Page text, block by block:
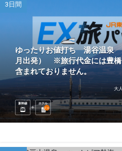
3日間
ゆったりお値打ち 湯谷温泉
月出発） ※旅行代金には豊橋
含まれておりません。
新幹線
ホテル
2泊
大